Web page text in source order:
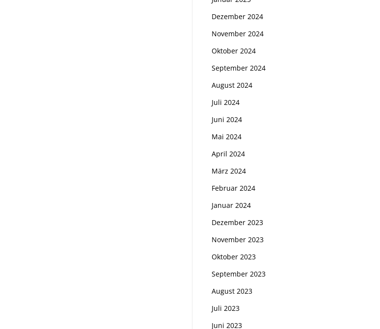
Dezember 2024
November 2024
Oktober 2024
September 2024
August 2024
Juli 2024
Juni 2024
Mai 2024
April 2024
März 2024
Februar 2024
Januar 2024
Dezember 2023
November 2023
Oktober 2023
September 2023
August 2023
Juli 2023
Juni 2023